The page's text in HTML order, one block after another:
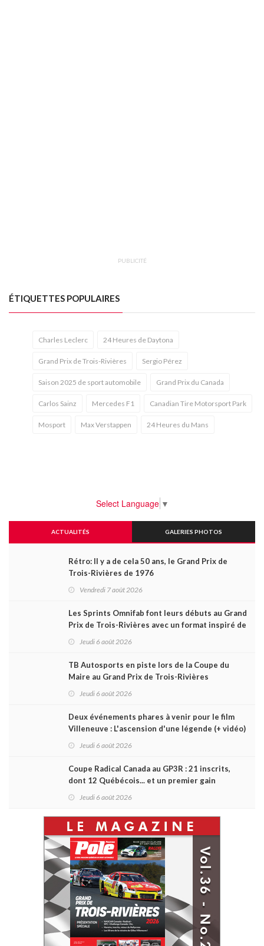
PUBLICITÉ
ÉTIQUETTES POPULAIRES
Charles Leclerc 24 Heures de Daytona
Grand Prix de Trois-Rivières Sergio Pérez
Saison 2025 de sport automobile Grand Prix du Canada
Carlos Sainz Mercedes F1 Canadian Tire Motorsport Park
Mosport Max Verstappen 24 Heures du Mans
Select Language ▼
ACTUALITÉS GALERIES PHOTOS
Rétro: Il y a de cela 50 ans, le Grand Prix de
Trois-Rivières de 1976
Vendredi 7 août 2026
Les Sprints Omnifab font leurs débuts au Grand
Prix de Trois-Rivières avec un format inspiré de
Jeudi 6 août 2026
TB Autosports en piste lors de la Coupe du
Maire au Grand Prix de Trois-Rivières
Jeudi 6 août 2026
Deux événements phares à venir pour le film
Villeneuve : L'ascension d'une légende (+ vidéo)
Jeudi 6 août 2026
Coupe Radical Canada au GP3R : 21 inscrits,
dont 12 Québécois... et un premier gain
Jeudi 6 août 2026